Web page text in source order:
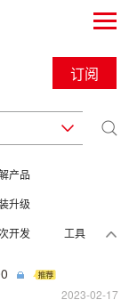
订阅
产品
升级
开发 工具
2023-02-17